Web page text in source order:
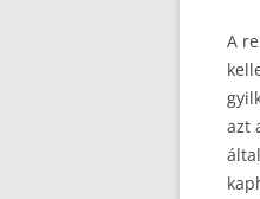
A
azt